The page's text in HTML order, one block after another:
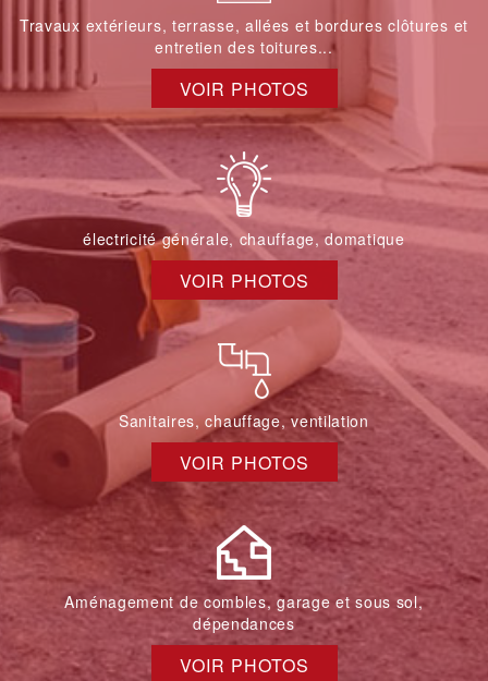
Travaux extérieurs, terrasse, allées et bordures clôtures et
entretien des toitures...
VOIR PHOTOS
électricité générale, chauffage, domatique
VOIR PHOTOS
Sanitaires, chauffage, ventilation
VOIR PHOTOS
Aménagement de combles, garage et sous sol,
dépendances
VOIR PHOTOS